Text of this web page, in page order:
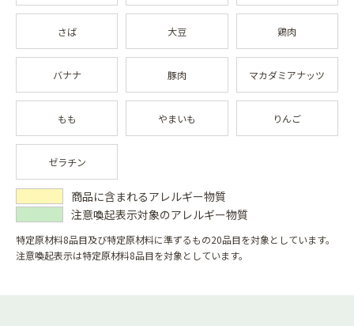
さば 大豆 鶏肉
バナナ 豚肉 マカダミアナッツ
もも やまいも りんご
ゼラチン
商品に含まれるアレルギー物質
注意喚起表示対象のアレルギー物質
特定原材料8品目及び特定原材料に準ずるもの20品目を対象としています。
注意喚起表示は特定原材料8品目を対象としています。